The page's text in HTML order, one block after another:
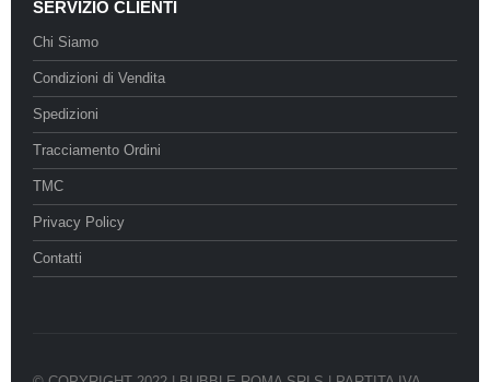
SERVIZIO CLIENTI
Chi Siamo
Condizioni di Vendita
Spedizioni
Tracciamento Ordini
TMC
Privacy Policy
Contatti